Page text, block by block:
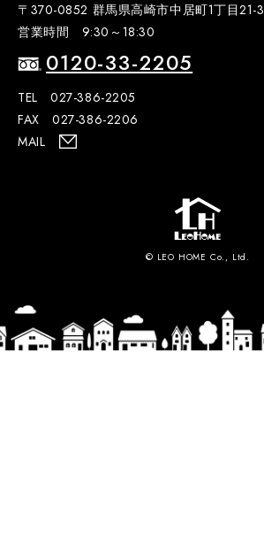
〒370-0852 群馬県高崎市中居町1丁目21-3
営業時間 9:30～18:30
0120-33-2205
TEL 027-386-2205
FAX 027-386-2206
MAIL
© LEO HOME Co., Ltd.